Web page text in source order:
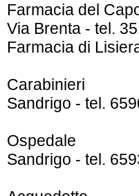
Farmacia del
Via Brenta - tel.
Farmacia di
Carabinieri
Sandrigo - tel.
Ospedale
Sandrigo - tel.